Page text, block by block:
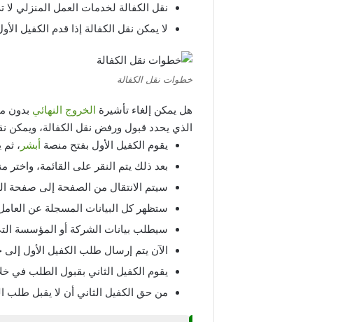
نقل الكفالة لخدمات العمل المنزلي لا
لا يمكن نقل الكفالة إذا قدم الكفيل
خطوات نقل الكفالة
هل يمكن إلغاء تأشيرة الخروج النهائي بدون
الذي يحدد قبول ورفض نقل الكفالة، ويمكن
يقوم الكفيل الأول بفتح منصة أبشر ، ثم
بعد ذلك يتم النقر على القائمة، واختر
سيتم الانتقال من الصفحة إلى صفحة
ستظهر كل البيانات المسجلة عن
سيطلب بيانات الشركة أو المؤسسة
الآن يتم إرسال طلب الكفيل الأول إلى
يقوم الكفيل الثاني بقبول الطلب في
من حق الكفيل الثاني أن لا يقبل طلب